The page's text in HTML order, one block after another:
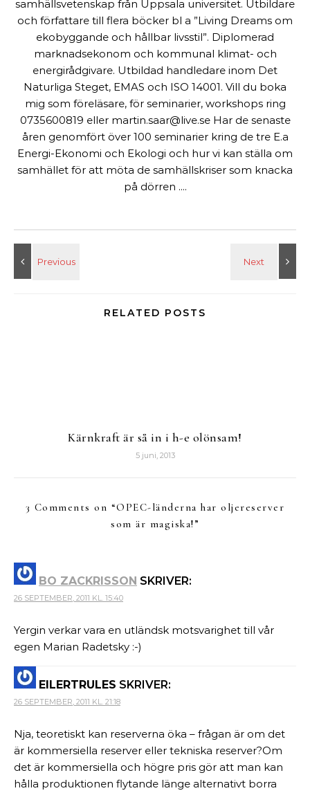
samhällsvetenskap från Uppsala universitet. Utbildare
och författare till flera böcker bl a ”Living Dreams om
ekobyggande och hållbar livsstil”. Diplomerad
marknadsekonom och kommunal klimat- och
energirådgivare. Utbildad handledare inom Det
Naturliga Steget, EMAS och ISO 14001. Vill du boka
mig som föreläsare, för seminarier, workshops ring
0735600819 eller martin.saar@live.se Har de senaste
åren genomfört över 100 seminarier kring de tre E.a
Energi-Ekonomi och Ekologi och hur vi kan ställa om
samhället för att möta de samhällskriser som knacka
på dörren ....
RELATED POSTS
Kärnkraft är så in i h-e olönsam!
5 juni, 2013
3 Comments on “OPEC-länderna har oljereserver
som är magiska!”
BO ZACKRISSON SKRIVER:
26 SEPTEMBER, 2011 KL. 15:40
Yergin verkar vara en utländsk motsvarighet till vår
egen Marian Radetsky :-)
EILERTRULES SKRIVER:
26 SEPTEMBER, 2011 KL. 21:18
Nja, teoretiskt kan reserverna öka – frågan är om det
är kommersiella reserver eller tekniska reserver?Om
det är kommersiella och högre pris gör att man kan
hålla produktionen flytande länge alternativt borra